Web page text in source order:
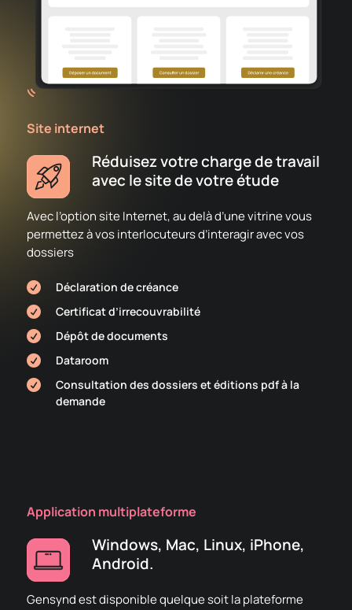
Site internet
Réduisez votre charge de travail
avec le site de votre étude
Avec l’option site Internet, au delà d’une vitrine vous
permettez à vos interlocuteurs d’interagir avec vos
dossiers
 Déclaration de créance
 Certificat d’irrecouvrabilité
 Dépôt de documents
 Dataroom

Consultation des dossiers et éditions pdf à la
demande
Application multiplateforme
Windows, Mac, Linux, iPhone,
Android.
Gensynd est disponible quelque soit la plateforme